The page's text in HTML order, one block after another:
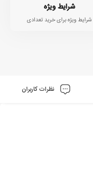
شرایط ویژه
شرایط ویژه برای خرید تعدادی
نظرات کاربران